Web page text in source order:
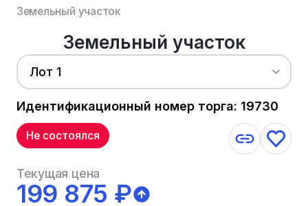
Земельный участок
Земельный участок
Лот 1
Идентификационный номер торга: 19730
Не состоялся
Текущая цена
199 875 ₽